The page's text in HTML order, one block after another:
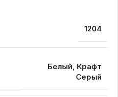
1204
Белый, Крафт
Серый